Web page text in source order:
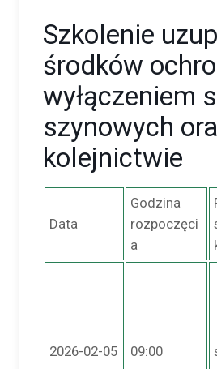
Szkolenie
środków
wyłączeniem
szynowych
kolejnictwie
Data
Godzina
rozpoczęci
a
2026-02-05 09:00